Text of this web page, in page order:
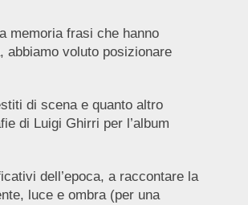
memoria frasi che hanno
abbiamo voluto posizionare
di scena e quanto altro
di Luigi Ghirri per l’album
dell’epoca, a raccontare la
luce e ombra (per una